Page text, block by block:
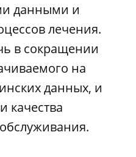
данными и
лечения.
в сокращении
на
данных, и
качества